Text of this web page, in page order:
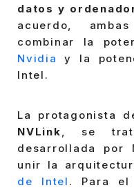
datos y
acuerdo,
combinar la
Nvidia
y la
Intel.
La protagonista
NVLink, se
desarrollada por
unir la
de Intel . Para el